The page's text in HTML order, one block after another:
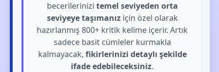
becerilerinizi temel seviyeden orta
seviyeye taşımanıziçin özel olarak
hazırlanmış 800+ kritik kelime içerir. Artık
sadece basit cümleler kurmakla
kalmayacak, fikirlerinizi detaylı şekilde
ifade edebileceksiniz.